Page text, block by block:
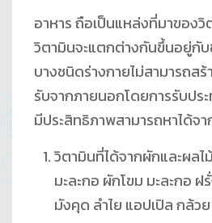
อาหาร ถือเป็นแหล่งที่มาของ
วิตามินจะแตกต่างกันขึ้นอยู่กั
บางชนิดร่างกายไม่สามารถส
รับจากภายนอกโดยการรับปร
มีประสิทธิภาพสามารถหาได้จ
วิตามินที่ได้จากผักและผลไ
มะละกอ ผักโขม มะละกอ ฝ
มังคุด ลำไย แอปเปิล กล้ว